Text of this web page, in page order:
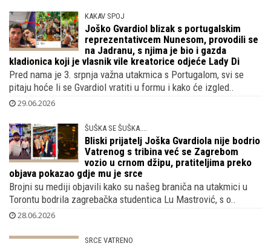
KAKAV SPOJ
Joško Gvardiol blizak s portugalskim
reprezentativcem Nunesom, provodili se
na Jadranu, s njima je bio i gazda
kladionica koji je vlasnik vile kreatorice odjeće Lady Di
Pred nama je 3. srpnja važna utakmica s Portugalom, svi se
pitaju hoće li se Gvardiol vratiti u formu i kako će izgled..
29.06.2026
ŠUŠKA SE ŠUŠKA....
Bliski prijatelj Joška Gvardiola nije bodrio
Vatrenog s tribina već se Zagrebom
vozio u crnom džipu, pratiteljima preko
objava pokazao gdje mu je srce
Brojni su mediji objavili kako su našeg braniča na utakmici u
Torontu bodrila zagrebačka studentica Lu Mastrović, s o..
28.06.2026
SRCE VATRENO